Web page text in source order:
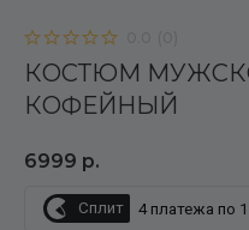
КОСТЮМ
КОФЕЙНЫЙ
6999 р.
Сплит 4 платежа по 1